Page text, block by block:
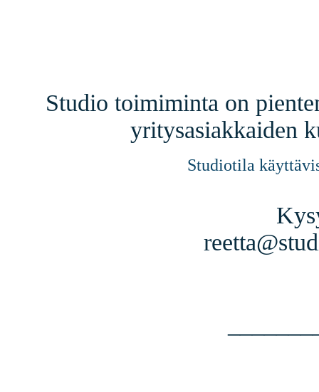
Studio toimiminta on
yritysasiakkaiden
Studiotila